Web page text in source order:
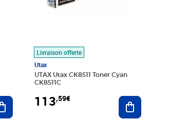
Ajouter au panier
Livraison offerte
Utax
UTAX Utax CK8511 Toner Cyan
CK8511C
113,59€ Ajouter